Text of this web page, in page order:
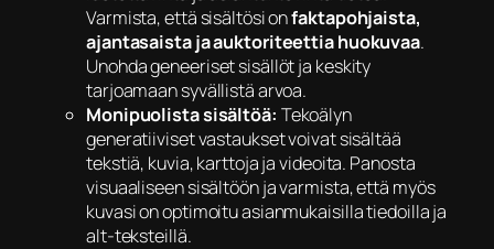
Varmista, että sisältösi onfaktapohjaista,
ajantasaista ja auktoriteettia huokuvaa.
Unohda geneeriset sisällöt ja keskity
tarjoamaan syvällistä arvoa.
Monipuolista sisältöä: Tekoälyn
generatiiviset vastaukset voivat sisältää
tekstiä, kuvia, karttoja ja videoita. Panosta
visuaaliseen sisältöön ja varmista, että myös
kuvasi on optimoitu asianmukaisilla tiedoilla ja
alt-teksteillä.